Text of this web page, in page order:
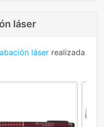
láser
láser realizada